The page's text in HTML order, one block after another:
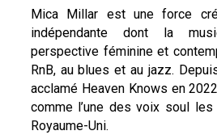
Mica Millar est une force
indépendante dont la
perspective féminine et
RnB, au blues et au jazz.
acclamé Heaven Knows en
comme l’une des voix soul
Royaume-Uni.